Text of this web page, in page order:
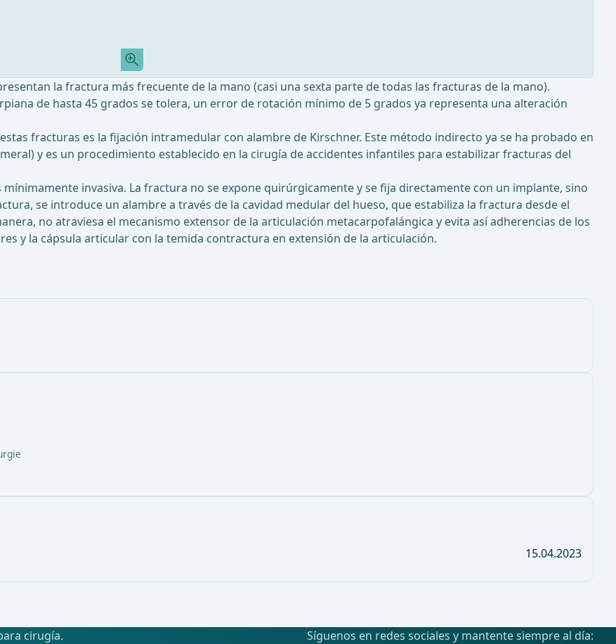
15.04.2023
la fractura más frecuente de la mano (casi una sexta parte de todas las fracturas de la mano).
de hasta 45 grados se tolera, un error de rotación mínimo de 5 grados ya representa una alteración
fracturas es la fijación intramedular con alambre de Kirschner. Este método indirecto ya se ha probado en
y es un procedimiento establecido en la cirugía de accidentes infantiles para estabilizar fracturas del
mínimamente invasiva. La fractura no se expone quirúrgicamente y se fija directamente con un implante, sino
se introduce un alambre a través de la cavidad medular del hueso, que estabiliza la fractura desde el
no atraviesa el mecanismo extensor de la articulación metacarpofalángica y evita así adherencias de los
y la cápsula articular con la temida contractura en extensión de la articulación.
cirugía.
Síguenos en redes sociales y mantente siempre al día: